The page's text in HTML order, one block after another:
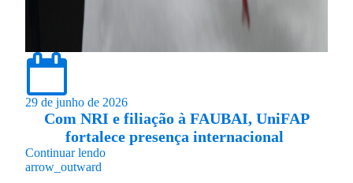
29 de junho de 2026
Com NRI e filiação à FAUBAI, UniFAP
fortalece presença internacional
Continuar lendo
arrow_outward